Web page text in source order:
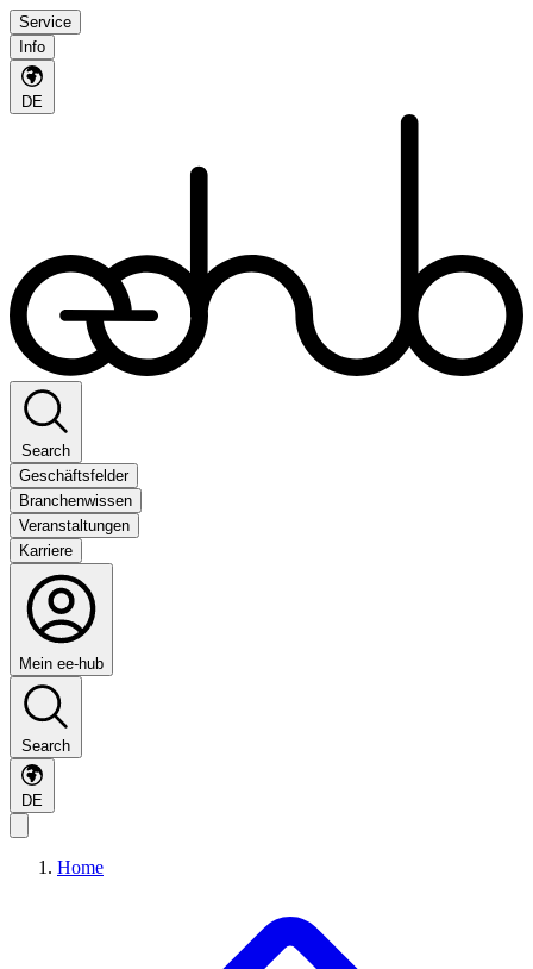
Service
Info
DE
Search
Geschäftsfelder
Branchenwissen
Veranstaltungen
Karriere
Mein ee-hub
Search
DE
Home